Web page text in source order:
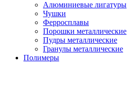
Алюминиевые лигатуры
Чушки
Ферросплавы
Порошки металлические
Пудры металлические
Гранулы металлические
Полимеры